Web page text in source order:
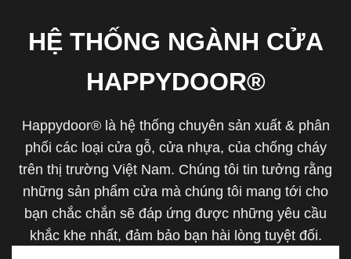
HỆ THỐNG NGÀNH CỬA
HAPPYDOOR®
Happydoor® là hệ thống chuyên sản xuất & phân
phối các loại cửa gỗ, cửa nhựa, của chống cháy
trên thị trường Việt Nam. Chúng tôi tin tưởng rằng
những sản phẩm cửa mà chúng tôi mang tới cho
bạn chắc chắn sẽ đáp ứng được những yêu cầu
khắc khe nhất, đảm bảo bạn hài lòng tuyệt đối.